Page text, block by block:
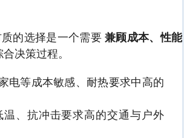
的选择是一个需要兼顾成本、性能
决策过程。
电等成本敏感、耐热要求中高的
温、抗冲击要求高的交通与户外